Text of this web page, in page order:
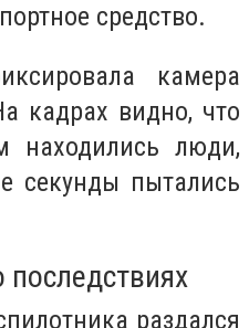
средство.
камера
кадрах видно, что
находились люди,
секунды пытались
последствиях
раздался